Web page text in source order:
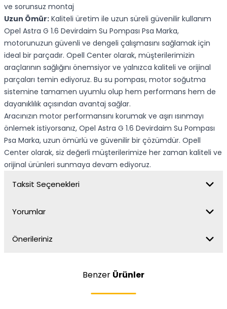
ve sorunsuz montaj
Uzun Ömür: Kaliteli üretim ile uzun süreli güvenilir kullanım
Opel Astra G 1.6 Devirdaim Su Pompası Psa Marka,
motorunuzun güvenli ve dengeli çalışmasını sağlamak için
ideal bir parçadır. Opell Center olarak, müşterilerimizin
araçlarının sağlığını önemsiyor ve yalnızca kaliteli ve orijinal
parçaları temin ediyoruz. Bu su pompası, motor soğutma
sistemine tamamen uyumlu olup hem performans hem de
dayanıklılık açısından avantaj sağlar.
Aracınızın motor performansını korumak ve aşırı ısınmayı
önlemek istiyorsanız, Opel Astra G 1.6 Devirdaim Su Pompası
Psa Marka, uzun ömürlü ve güvenilir bir çözümdür. Opell
Center olarak, siz değerli müşterilerimize her zaman kaliteli ve
orijinal ürünleri sunmaya devam ediyoruz.
Taksit Seçenekleri
Yorumlar
Önerileriniz
Benzer Ürünler